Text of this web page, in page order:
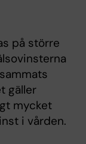
på större
gäller
mycket
i vården.